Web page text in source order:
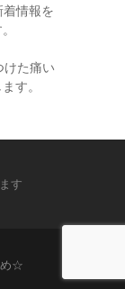
情報を
けた痛い
す。
す
☆